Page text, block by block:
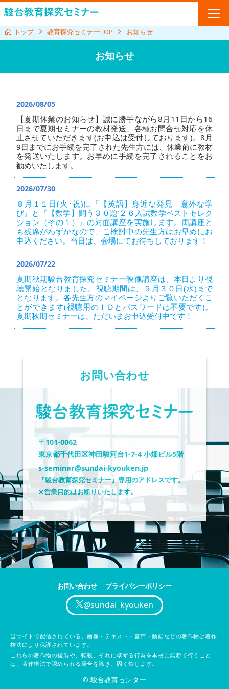
トップ 教育探究セミナーTOP お知らせ
お知らせ
2026/08/05
【夏期休業のお知らせ】誠に勝手ながら8月11日から16
日まで夏期セミナーの教材発送、各種お問合せ対応を休
止させていただきます(お申込は受付しております)。8月
9日までにお手続を完了された先生方には、休業前に教材
を発送いたします。お早めに手続を完了されることをお
勧めいたします。
2026/07/30
８月１１日(火･祝)に『【英語】身近な発見 意外な学
び』と『【数学】闘う３０題'２６入試数学ベストセレク
ション（その１）』の対面講座を実施します。両講座と
も残席がわずかなので、ご検討中の先生方はお早めにお
申込ください。当日は、会場にてお待ちしております！
2026/07/22
夏期秋期駿台教育探究セミナー映像講座は、本日より視
聴開始となりました。視聴期間は、９月３０日(水)まで
となります。各先生方のマイページよりご覧いただくこ
とができます(視聴用のＩＤとパスワードは不要です)。
夏期秋期セミナーは、ただいまお申込受付中です！
お問い合わせ
〒101‐0062
東京都千代田区神田駿河台1-7-4 小畑ビル5階
s-seminar@sundai-kyouken.jp
『駿台教育探究セミナー』専用のアドレスです。
※営業目的はお断りいたします。
お問い合わせ プライバシーポリシー
@sundai_kyouken
当サイトで配信されている、画像・テキスト・音声・動画などの著作物は著作
権法により保護されています。
これらの著作物の複製や、転載、それに準ずる行為を本校に無断で行うこと
は、著作権法で認められる場合を除き、固く禁じます。
© 駿台教育センター